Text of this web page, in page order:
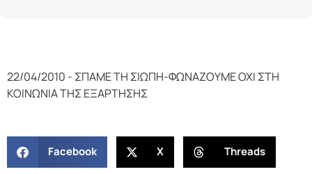
22/04/2010 - ΣΠΑΜΕ ΤΗ ΣΙΩΠΗ-ΦΩΝΑΖΟΥΜΕ ΟΧΙ ΣΤΗ
ΚΟΙΝΩΝΙΑ ΤΗΣ ΕΞΑΡΤΗΣΗΣ
Facebook X Threads